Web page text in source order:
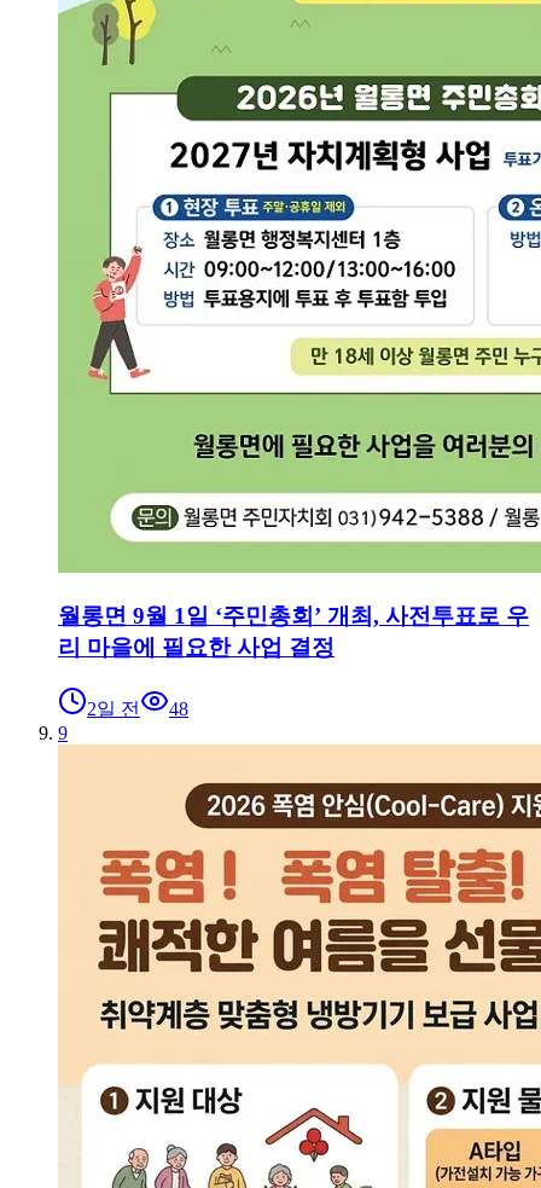
월롱면 9월 1일 ‘주민총회’ 개최, 사전투표로 우
리 마을에 필요한 사업 결정
2일 전
48
9